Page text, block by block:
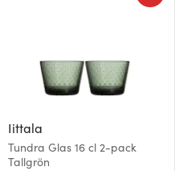
Iittala
Tundra Glas 16 cl 2-pack
Tallgrön